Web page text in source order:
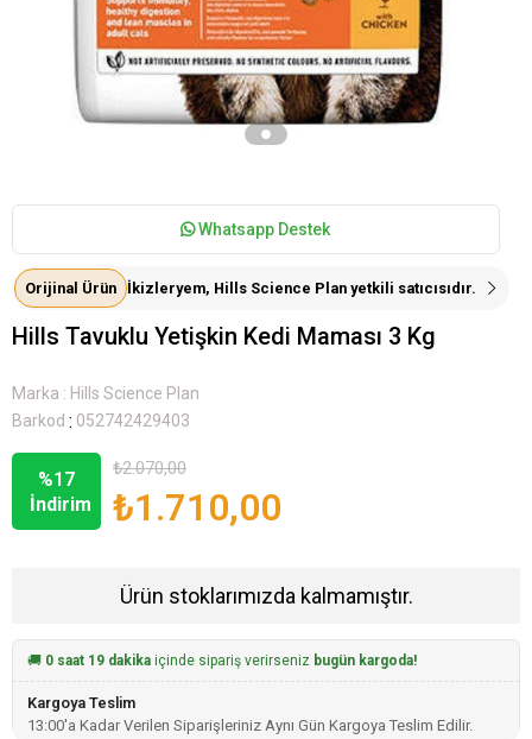
Whatsapp Destek
Orijinal Ürün İkizleryem, Hills Science Plan yetkili satıcısıdır.
Hills Tavuklu Yetişkin Kedi Maması 3 Kg
Marka : Hills Science Plan
Barkod : 052742429403
%17
İndirim
₺2.070,00
₺1.710,00
Ürün stoklarımızda kalmamıştır.
🚚 0 saat 19 dakika içinde sipariş verirseniz bugün kargoda!
Kargoya Teslim
13:00'a Kadar Verilen Siparişleriniz Aynı Gün Kargoya Teslim Edilir.